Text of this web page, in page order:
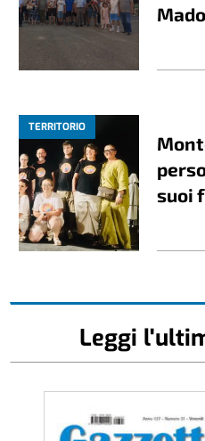
TERRITORIO
suoi
Leggi